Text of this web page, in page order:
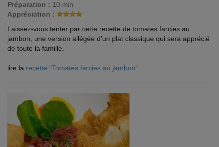
Préparation : 10 min
Appréciation :
Laissez-vous tenter par cette recette de tomates farcies au
jambon, une version allégée d'un plat classique qui sera apprécié
de toute la famille.
lire la recette "Tomates farcies au jambon"